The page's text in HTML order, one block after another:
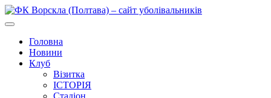
Головна
Новини
Клуб
Візитка
ІСТОРІЯ
Стадіон